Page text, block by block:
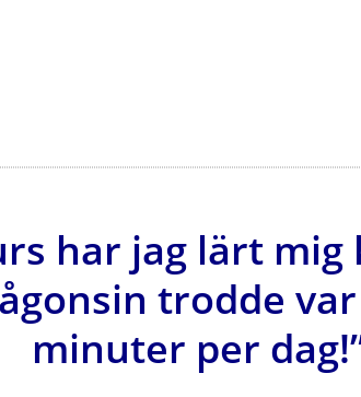
har jag lärt
trodde
minuter per